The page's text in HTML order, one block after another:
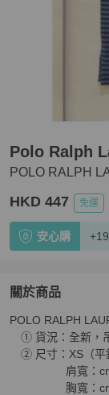
POLO RALPH
Polo Ralph
HKD 447 免運
安心購
關於商品
關於POLO
POLO RALPH
① 貨況：全新，
② 尺寸：XS（平
肩寬：
胸寬：